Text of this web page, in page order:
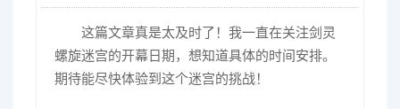
这篇文章真是太及时了！我一直在关注剑灵
螺旋迷宫的开幕日期，想知道具体的时间安排。
期待能尽快体验到这个迷宫的挑战！